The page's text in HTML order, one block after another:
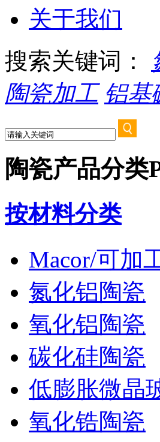
关于我们
搜索关键词：
陶瓷加工 铝基
陶瓷产品分类
按材料分类
Macor/可加
氮化铝陶瓷
氧化铝陶瓷
碳化硅陶瓷
低膨胀微晶
氧化锆陶瓷